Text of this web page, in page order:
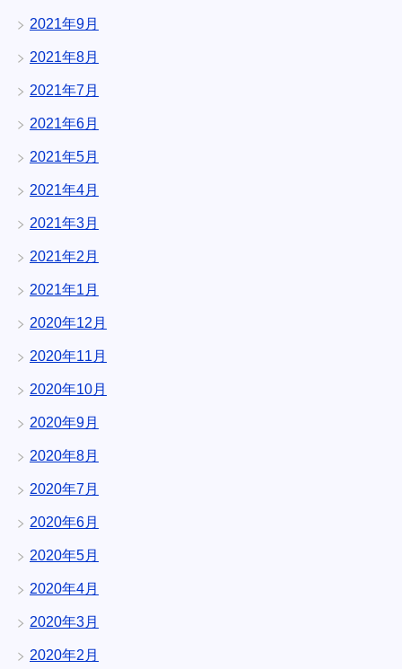
2021年9月
2021年8月
2021年7月
2021年6月
2021年5月
2021年4月
2021年3月
2021年2月
2021年1月
2020年12月
2020年11月
2020年10月
2020年9月
2020年8月
2020年7月
2020年6月
2020年5月
2020年4月
2020年3月
2020年2月